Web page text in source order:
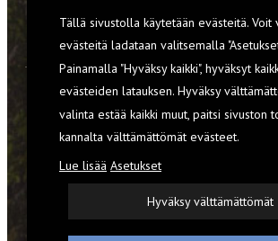
VARUSTEET
TILAA RETKI-LEHTI
YHTEYSTIEDOT
REKISTERISELOSTE
EVÄSTEET
Tällä sivustolla käytetään evästeitä. Voit
evästeitä ladataan valitsemalla
Painamalla "Hyväksy kaikki", hyväksyt
evästeiden latauksen. Hyväksy
valinta estää kaikki muut, paitsi sivuston
kannalta välttämättömät evästeet.
Lue lisää Asetukset
Hyväksy välttämättömät